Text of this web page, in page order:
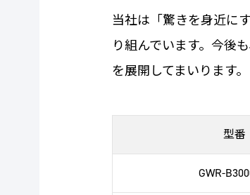
当社は「驚きを身近に
り組んでいます。今後
を展開してまいります。
型番
GWR-